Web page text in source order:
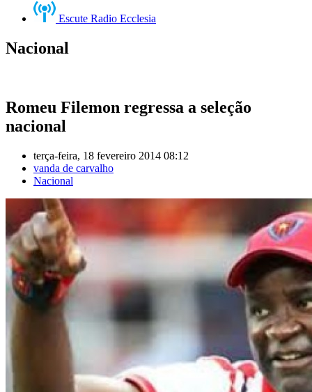
Escute Radio Ecclesia
Nacional
Romeu Filemon regressa a seleção
nacional
terça-feira, 18 fevereiro 2014 08:12
vanda de carvalho
Nacional